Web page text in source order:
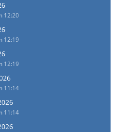
12:20
12:19
12:19
11:14
11:14